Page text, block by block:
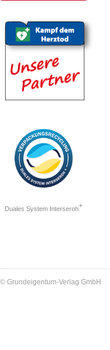
Duales System Interseroh+
© Grundeigentum-Verlag GmbH